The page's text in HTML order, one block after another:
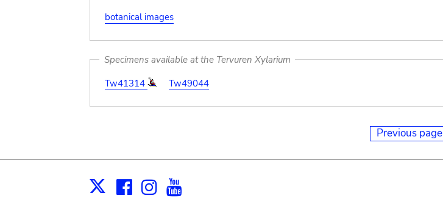
botanical images
Specimens available at the Tervuren Xylarium
Tw41314
Tw49044
Previous page
X Facebook
Instagram